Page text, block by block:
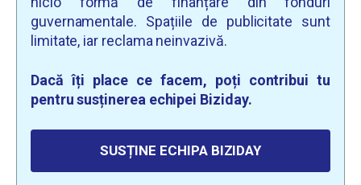
guvernamentale. Spațiile de publicitate sunt
limitate, iar reclama neinvazivă.
Dacă îți place ce facem, poți contribui tu
pentru susținerea echipei Biziday.
SUSȚINE ECHIPA BIZIDAY